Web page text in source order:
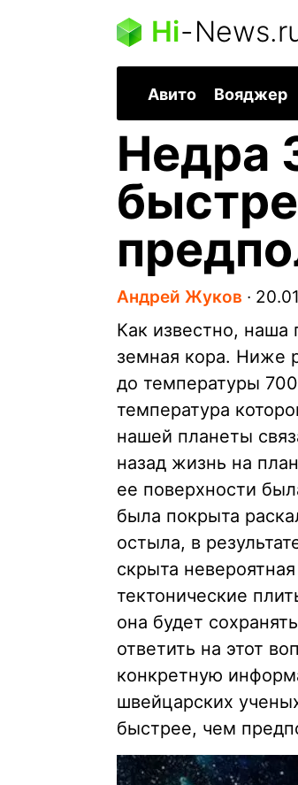
Hi-
Авито Вояджер
Недра
Андрей Жуков ∙
Как известно, наша
земная кора. Ниже
до температуры
температура
нашей планеты
назад жизнь на
ее поверхности
была покрыта
остыла, в
скрыта
тектонические
она будет
ответить на этот
конкретную
швейцарских
быстрее, чем